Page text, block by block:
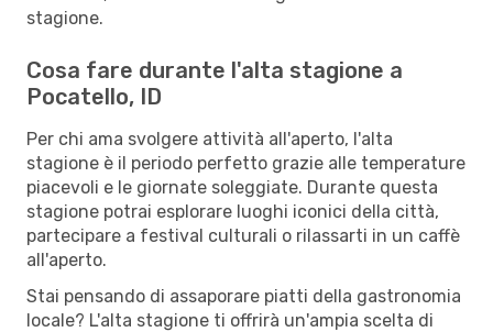
stagione.
Cosa fare durante l'alta stagione a
Pocatello, ID
Per chi ama svolgere attività all'aperto, l'alta
stagione è il periodo perfetto grazie alle temperature
piacevoli e le giornate soleggiate. Durante questa
stagione potrai esplorare luoghi iconici della città,
partecipare a festival culturali o rilassarti in un caffè
all'aperto.
Stai pensando di assaporare piatti della gastronomia
locale? L'alta stagione ti offrirà un'ampia scelta di